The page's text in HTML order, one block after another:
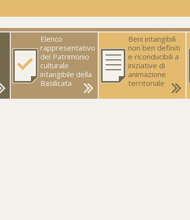
Elenco
rappresentativo
del Patrimonio
culturale
intangibile della
Basilicata
Beni intangibili
non ben definiti
e riconducibili a
iniziative di
animazione
territoriale